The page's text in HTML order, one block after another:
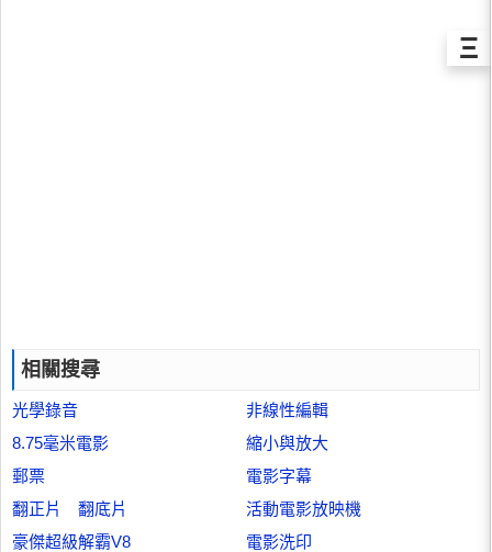
相關搜尋
光學錄音
非線性編輯
8.75毫米電影
縮小與放大
郵票
電影字幕
翻正片 翻底片
活動電影放映機
豪傑超級解霸V8
電影洗印
Ξ